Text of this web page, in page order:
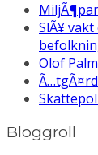
SlÃ¥
Olof
Bloggroll